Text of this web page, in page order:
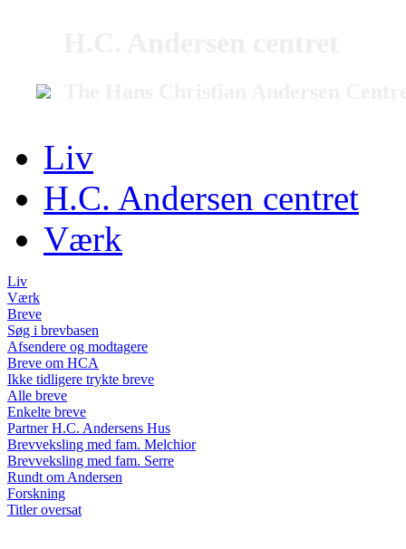
Liv
H.C. Andersen centret
Værk
Liv
Værk
Breve
Søg i brevbasen
Afsendere og modtagere
Breve om HCA
Ikke tidligere trykte breve
Alle breve
Enkelte breve
Partner H.C. Andersens Hus
Brevveksling med fam. Melchior
Brevveksling med fam. Serre
Rundt om Andersen
Forskning
Titler oversat